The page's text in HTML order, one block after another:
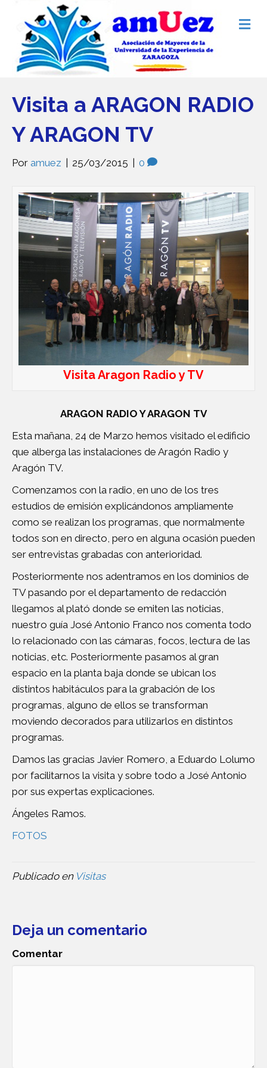
M
e
Visita a ARAGON RADIO
Y ARAGON TV
Por amuez 25/03/2015 0
Visita Aragon Radio y TV
ARAGON RADIO Y ARAGON TV
Esta mañana, 24 de Marzo hemos visitado el edificio
que alberga las instalaciones de Aragón Radio y
Aragón TV.
Comenzamos con la radio, en uno de los tres
estudios de emisión explicándonos ampliamente
como se realizan los programas, que normalmente
todos son en directo, pero en alguna ocasión pueden
ser entrevistas grabadas con anterioridad.
Posteriormente nos adentramos en los dominios de
TV pasando por el departamento de redacción
llegamos al plató donde se emiten las noticias,
nuestro guía José Antonio Franco nos comenta todo
lo relacionado con las cámaras, focos, lectura de las
noticias, etc. Posteriormente pasamos al gran
espacio en la planta baja donde se ubican los
distintos habitáculos para la grabación de los
programas, alguno de ellos se transforman
moviendo decorados para utilizarlos en distintos
programas.
Damos las gracias Javier Romero, a Eduardo Lolumo
por facilitarnos la visita y sobre todo a José Antonio
por sus expertas explicaciones.
Ángeles Ramos.
FOTOS
Publicado en Visitas
Deja un comentario
Comentar